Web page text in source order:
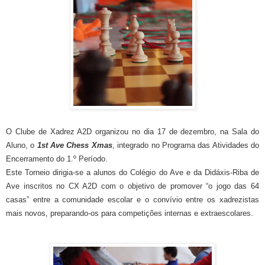
O Clube de Xadrez A2D organizou no dia 17 de dezembro, na Sala do
Aluno, o 1st Ave Chess Xmas, integrado no Programa das Atividades do
Encerramento do 1.º Período.
Este Torneio dirigia-se a alunos do Colégio do Ave e da Didáxis-Riba de
Ave inscritos no CX A2D com o objetivo de promover “o jogo das 64
casas” entre a comunidade escolar e o convívio entre os xadrezistas
mais novos, preparando-os para competições internas e extraescolares.